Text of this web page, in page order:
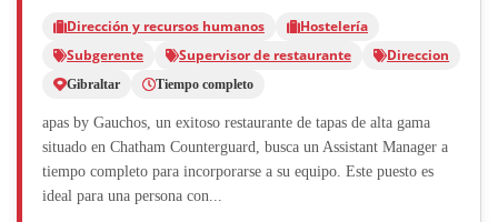
Dirección y recursos humanos
Hostelería
Subgerente
Supervisor de restaurante Direccion
Gibraltar Tiempo completo
apas by Gauchos, un exitoso restaurante de tapas de alta gama
situado en Chatham Counterguard, busca un Assistant Manager a
tiempo completo para incorporarse a su equipo. Este puesto es
ideal para una persona con...